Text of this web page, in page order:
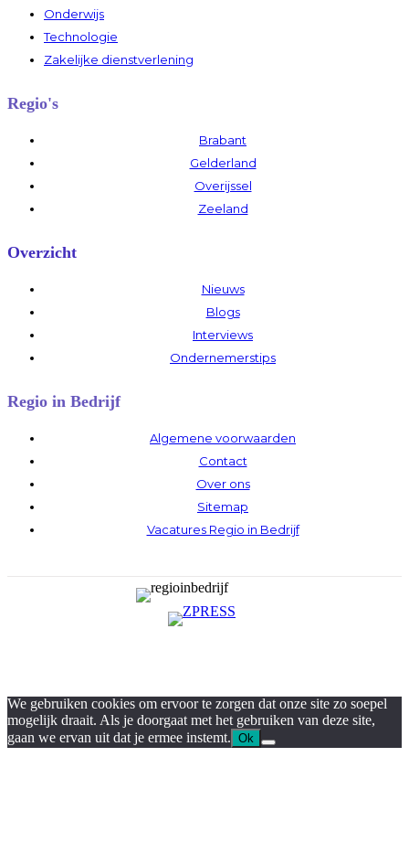
Onderwijs
Technologie
Zakelijke dienstverlening
Regio's
Brabant
Gelderland
Overijssel
Zeeland
Overzicht
Nieuws
Blogs
Interviews
Ondernemerstips
Regio in Bedrijf
Algemene voorwaarden
Contact
Over ons
Sitemap
Vacatures Regio in Bedrijf
We gebruiken cookies om ervoor te zorgen dat onze site zo soepel
mogelijk draait. Als je doorgaat met het gebruiken van deze site,
gaan we ervan uit dat je ermee instemt. Ok